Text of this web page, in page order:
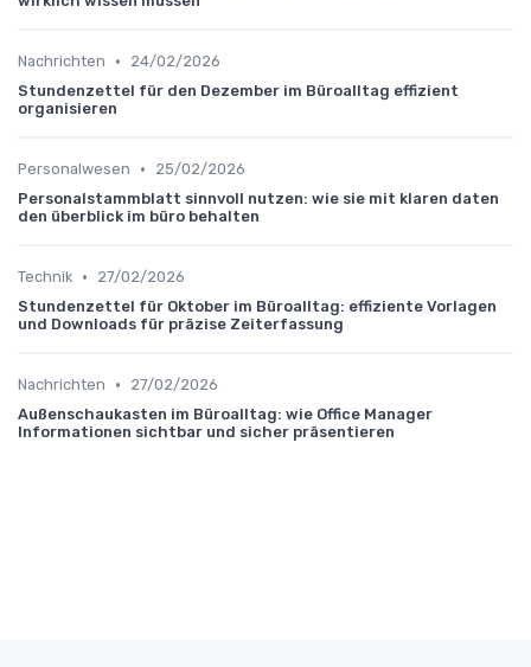
Nachrichten •
24/02/2026
Stundenzettel für den Dezember im Büroalltag effizient
organisieren
Personalwesen •
25/02/2026
Personalstammblatt sinnvoll nutzen: wie sie mit klaren daten
den überblick im büro behalten
Technik •
27/02/2026
Stundenzettel für Oktober im Büroalltag: effiziente Vorlagen
und Downloads für präzise Zeiterfassung
Nachrichten •
27/02/2026
Außenschaukasten im Büroalltag: wie Office Manager
Informationen sichtbar und sicher präsentieren